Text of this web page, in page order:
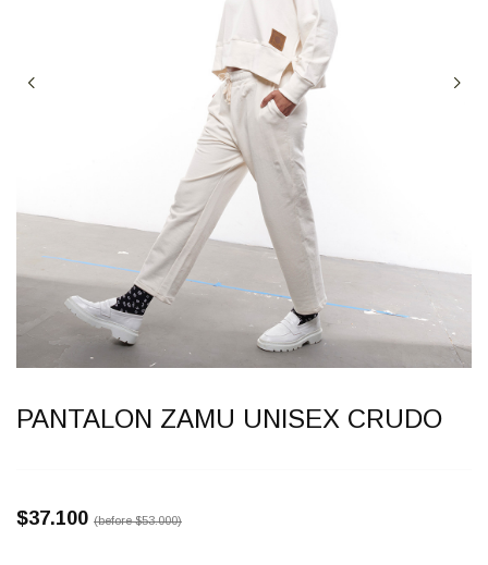
PANTALON ZAMU UNISEX CRUDO
$37.100 (before$53.000)